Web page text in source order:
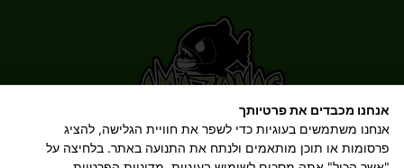
הטבע אצלך בסלון!אנחנו מכבדים את פרטיותך
אנחנו משתמשים בעוגיות כדי לשפר את חוויית הגלישה, להציג
פרסומות או תוכן מותאמים ולנתח את התנועה באתר. בלחיצה על